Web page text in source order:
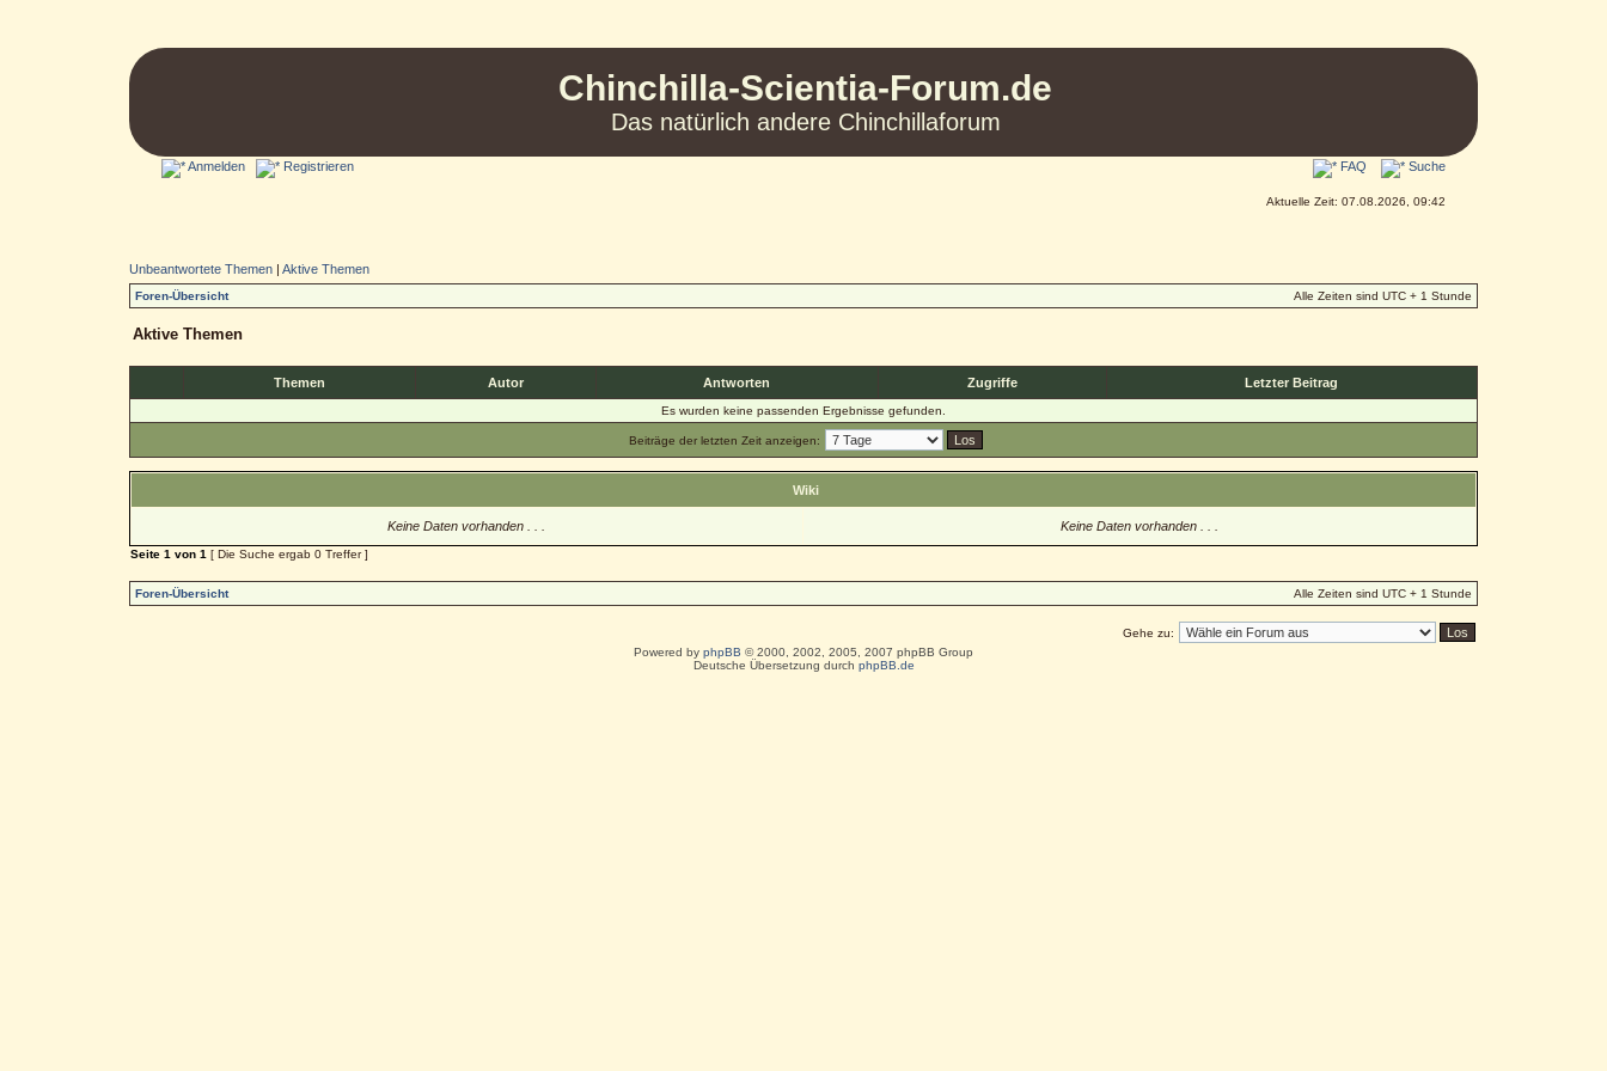
Chinchilla-Scientia-Forum.de
Das natürlich andere Chinchillaforum
Anmelden Registrieren FAQ Suche
Aktuelle Zeit: 07.08.2026, 09:42
Unbeantwortete Themen| Aktive Themen
Foren-Übersicht Alle Zeiten sind UTC + 1 Stunde
Aktive Themen
Themen Autor Antworten Zugriffe Letzter Beitrag
Es wurden keine passenden Ergebnisse gefunden.
Beiträge der letzten Zeit anzeigen:
Wiki
Keine Daten vorhanden . . . Keine Daten vorhanden . . .
Seite 1 von 1 [ Die Suche ergab 0 Treffer ]
Foren-Übersicht Alle Zeiten sind UTC + 1 Stunde
Gehe zu:
Powered by phpBB © 2000, 2002, 2005, 2007 phpBB Group
Deutsche Übersetzung durch phpBB.de